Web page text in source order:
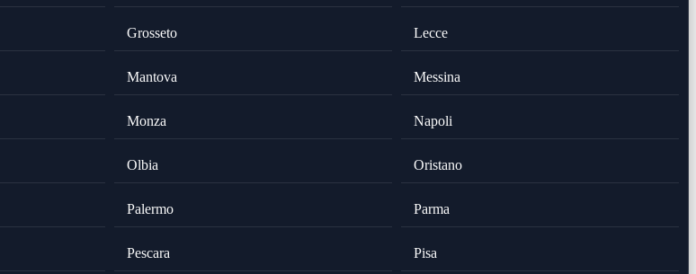
Grosseto Lecce
Mantova Messina
Monza Napoli
Olbia Oristano
Palermo Parma
Pescara Pisa